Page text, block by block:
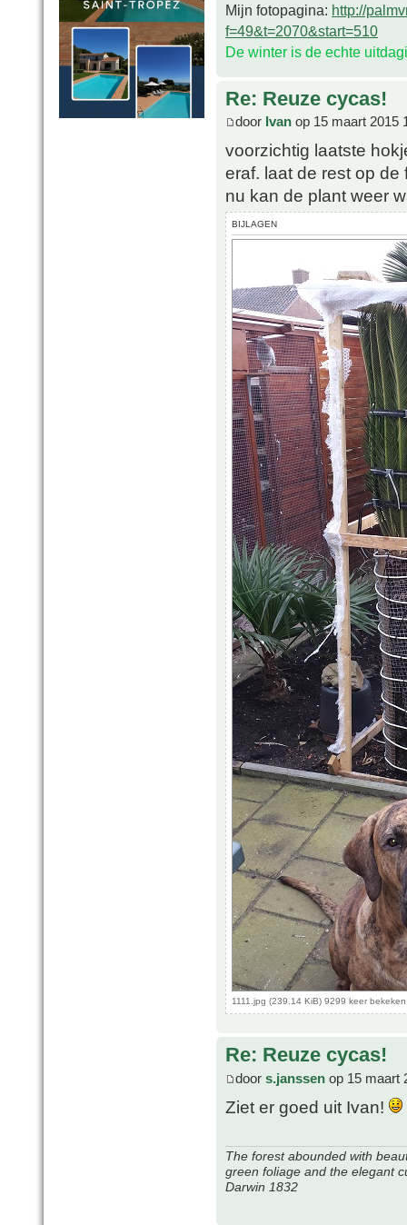
Mijn fotopagina: http://
f=49&t=2070&start=510
De winter is de echte
Re: Reuze cycas!
door Ivan op 15 maart 2015
voorzichtig laatste
eraf. laat de rest op
nu kan de plant weer
BIJLAGEN
1111.jpg (239.14 KiB) 9299 keer bekeken
Re: Reuze cycas!
door s.janssen op 15 maart
Ziet er goed uit Ivan!
The forest abounded with
green foliage and the elegant
Darwin 1832